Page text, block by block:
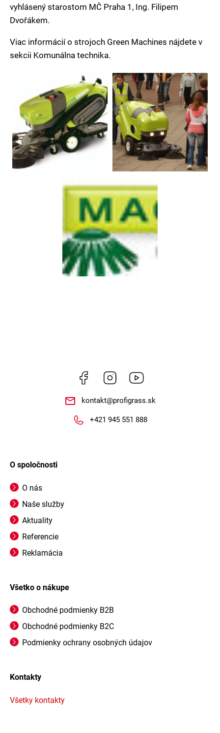
vyhlásený starostom MČ Praha 1, Ing. Filipem
Dvořákem.
Viac informácií o strojoch Green Machines nájdete v
sekcii Komunálna technika.
Facebook Instagram
kontakt@profigrass.sk
+421 945 551 888
O spoločnosti
O nás
Naše služby
Aktuality
Referencie
Reklamácia
Všetko o nákupe
Obchodné podmienky B2B
Obchodné podmienky B2C
Podmienky ochrany osobných údajov
Kontakty
Všetky kontakty